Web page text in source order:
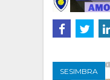
SESIMBRA